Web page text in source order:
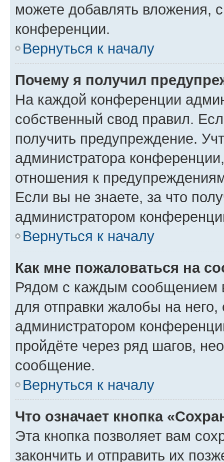
можете добавлять вложения,
конференции.
Вернуться к началу
Почему я получил
На каждой конференции
собственный свод правил.
получить предупреждение.
администратора
отношения к
Если вы не знаете, за что
администратором
Вернуться к началу
Как мне пожаловаться на
Рядом с каждым сообщением
для отправки жалобы на
администратором
пройдёте через ряд шагов,
сообщение.
Вернуться к началу
Что означает кнопка
Эта кнопка позволяет вам
закончить и отправить их